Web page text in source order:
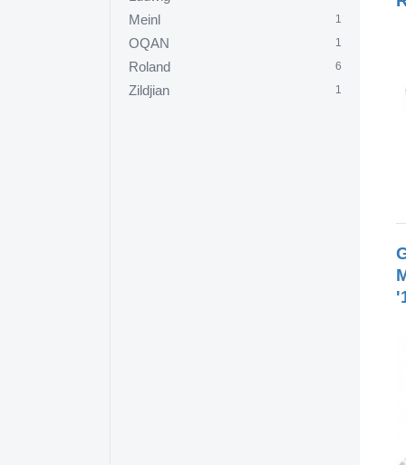
1
Meinl
1
OQAN
6
Roland
1
Zildjian